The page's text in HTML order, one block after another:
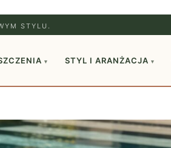
STYLU.
▾ STYL I ARANŻACJA ▾